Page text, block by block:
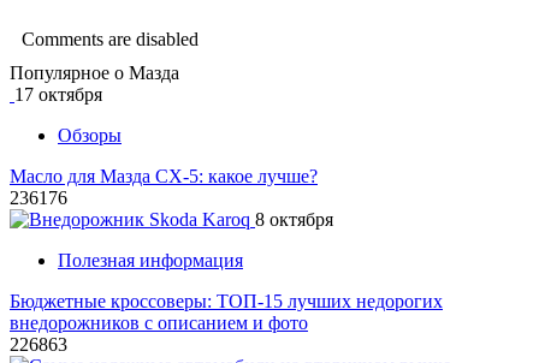
Comments are disabled
Популярное о Мазда
17 октября
Обзоры
Масло для Мазда СХ-5: какое лучше?
236176
8 октября
Полезная информация
Бюджетные кроссоверы: ТОП-15 лучших недорогих
внедорожников с описанием и фото
226863